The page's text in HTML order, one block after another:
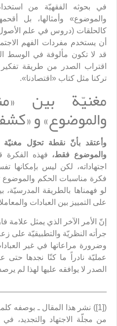
في بحوثه الفقهيّة من
والموضوع» وأمثالها، بل
كالحلقات (دروس في علم
أن يستخدم مفردات الفهم
قد لا تكون مألوفة في الوسط
اقتراب الصدر من طريقة
تركنا مثل كتاب «اقتصادنا».
مغنيّة بين
والموضوع» و
وأعتقد بأنّ نقطة تحوّل
والموضوع فقط، فهذه
اجتهاداته، لكن ليس
فكرة مناسبات الحكم
لو فهمناها بالطريقة المدرسيّة،
على التمييز بين العبادات
إنّ الأمر الآخر الذي يمثل علامة
جرأته النظريّة والتطبيقيّة على
وضرورة مراعاتها في غير
عمليّة نادراً ما كنّا نجدها حتى
الصدر لا يوافقه عليها لهذا لم
من مجلّة الاجتهاد والتجديد،